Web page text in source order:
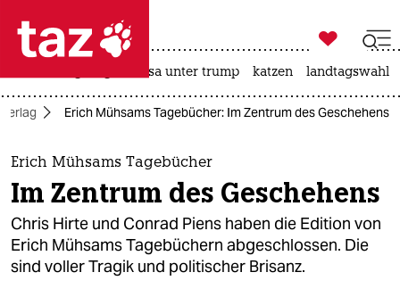
 taz zahl ich
taz zahl ich
themen
politik
öko
gesellschaft

taz zahl ich
usa unter trump katzen landtagswahl
Erich Mühsams Tagebücher: Im Zentrum des Geschehens
Erich Mühsams Tagebücher
Im Zentrum des Geschehens
Chris Hirte und Conrad Piens haben die Edition von
Erich Mühsams Tagebüchern abgeschlossen. Die
sind voller Tragik und politischer Brisanz.